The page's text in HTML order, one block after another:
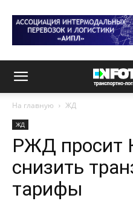
На главную ЖД
ЖД
РЖД просит
снизить
тарифы